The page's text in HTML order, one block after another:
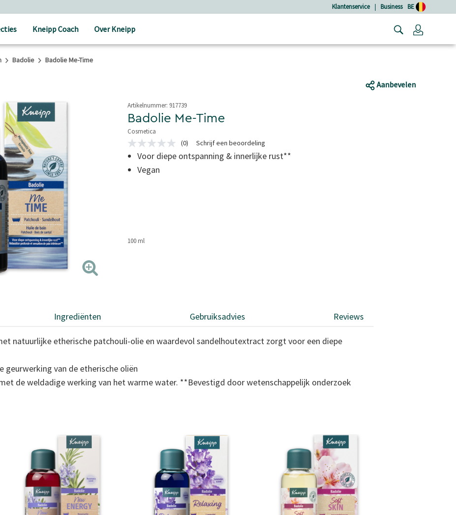
Klantenservice | Business BE
Kneipp Coach Over Kneipp
Badolie Badolie Me-Time
Aanbevelen
Artikelnummer: 917739
Badolie Me-Time
Cosmetica
3,5 van 5 sterren
Geen
scorewaarde
Dezelfde
paginalink.
(0) Schrijf een beoordeling
Voor diepe ontspanning & innerlijke rust**
Vegan
100 ml
Ingrediënten Gebruiksadvies Reviews
natuurlijke etherische patchouli-olie en waardevol sandelhoutextract zorgt voor een diepe
geurwerking van de etherische oliën
de weldadige werking van het warme water. **Bevestigd door wetenschappelijk onderzoek